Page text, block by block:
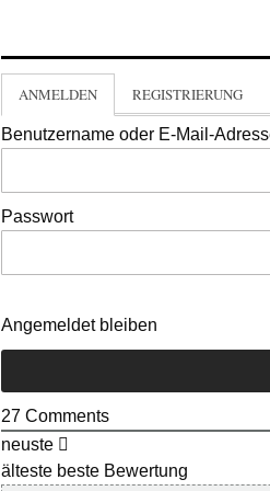
ANMELDEN REGISTRIERUNG
Benutzername oder E-Mail-
Passwort
Angemeldet bleiben
27 Comments
neuste
älteste beste Bewertung